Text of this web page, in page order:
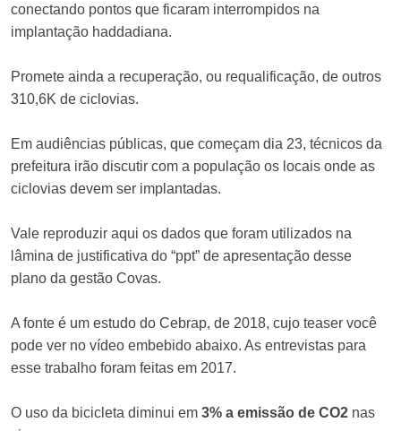
conectando pontos que ficaram interrompidos na
implantação haddadiana.
Promete ainda a recuperação, ou requalificação, de outros
310,6K de ciclovias.
Em audiências públicas, que começam dia 23, técnicos da
prefeitura irão discutir com a população os locais onde as
ciclovias devem ser implantadas.
Vale reproduzir aqui os dados que foram utilizados na
lâmina de justificativa do “ppt” de apresentação desse
plano da gestão Covas.
A fonte é um estudo do Cebrap, de 2018, cujo teaser você
pode ver no vídeo embebido abaixo. As entrevistas para
esse trabalho foram feitas em 2017.
O uso da bicicleta diminui em 3% a emissão de CO2 nas